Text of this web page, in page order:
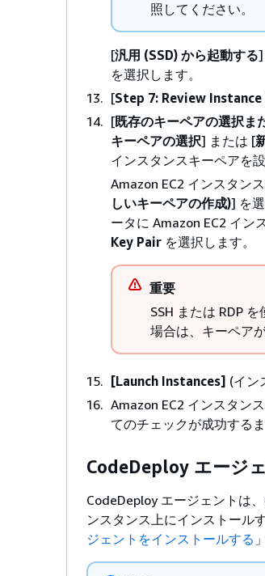
照してください。
[汎用 (SSD) から起動する]
を選択します。
[Step 7: Review Instance
[既存のキーペアの選択ま
キーペアの選択] または [
インスタンスキーペアを
Amazon EC2 インスタン
しいキーペアの作成)] を
ータに Amazon EC2 イン
Key Pair を選択します。
重要
SSH または RDP
場合は、キーペア
[Launch Instances] (イン
Amazon EC2 インスタン
てのチェックが成功する
CodeDeploy エージ
CodeDeploy エージェントは
ンスタンス上にインストール
ジェントをインストールする